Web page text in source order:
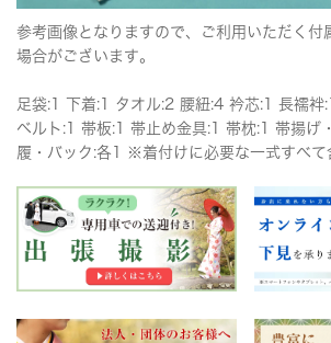
参考画像となりますので、ご利用いただく付
場合がございます。
足袋:1 下着:1 タオル:2 腰紐:4 衿芯:1 長襦袢
ベルト:1 帯板:1 帯止め金具:1 帯枕:1 帯揚げ
履・バック:各1 ※着付けに必要な一式すべて